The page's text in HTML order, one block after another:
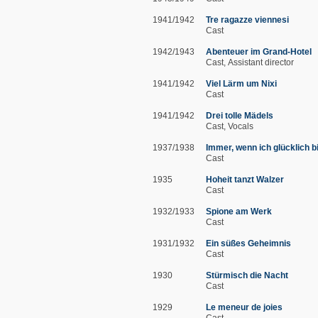
1941/1942
Tre ragazze viennesi
Cast
1942/1943
Abenteuer im Grand-Hotel
Cast Assistant director
1941/1942
Viel Lärm um Nixi
Cast
1941/1942
Drei tolle Mädels
Cast Vocals
1937/1938
Immer, wenn ich glücklich
Cast
1935
Hoheit tanzt Walzer
Cast
1932/1933
Spione am Werk
Cast
1931/1932
Ein süßes Geheimnis
Cast
1930
Stürmisch die Nacht
Cast
1929
Le meneur de joies